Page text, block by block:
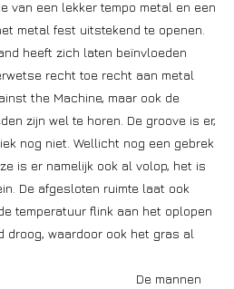
van een lekker tempo metal en een
metal fest uitstekend te openen.
heeft zich laten beïnvloeden
recht toe recht aan metal
the Machine, maar ook de
zijn wel te horen. De groove is er,
nog niet. Wellicht nog een gebrek
is er namelijk ook al volop, het is
De afgesloten ruimte laat ook
temperatuur flink aan het oplopen
droog, waardoor ook het gras al
De mannen